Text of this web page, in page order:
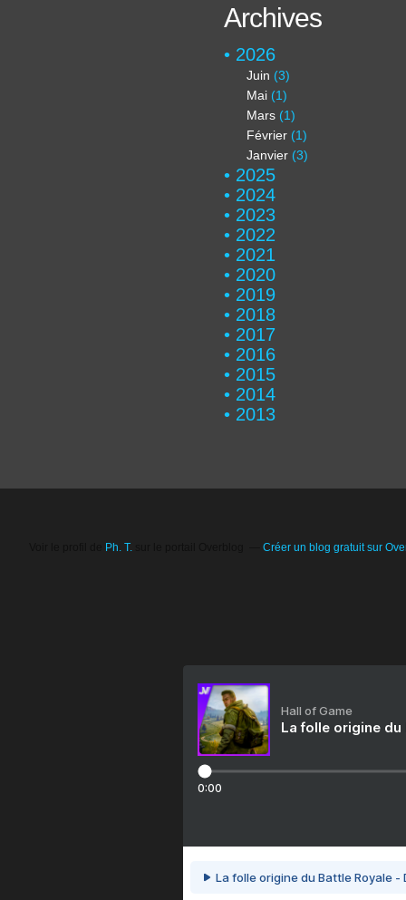
Archives
2026
Juin (3)
Mai (1)
Mars (1)
Février (1)
Janvier (3)
2025
2024
2023
2022
2021
2020
2019
2018
2017
2016
2015
2014
2013
Ph. T. Créer un blog gratuit sur
Hall of Game
La folle origine du
0:00
La folle origine du Battle Royale -